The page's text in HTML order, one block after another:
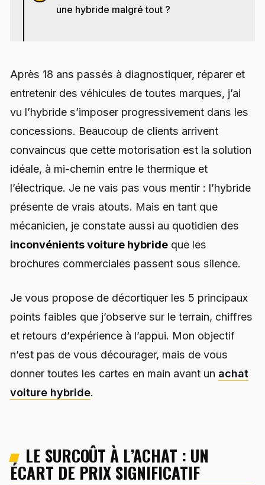
une hybride malgré tout ?
Après 18 ans passés à diagnostiquer, réparer et
entretenir des véhicules de toutes marques, j’ai
vu l’hybride s’imposer progressivement dans les
concessions. Beaucoup de clients arrivent
convaincus que cette motorisation est la solution
idéale, à mi-chemin entre le thermique et
l’électrique. Je ne vais pas vous mentir : l’hybride
présente de vrais atouts. Mais en tant que
mécanicien, je constate aussi au quotidien des
inconvénients voiture hybride que les
brochures commerciales passent sous silence.
Je vous propose de décortiquer les 5 principaux
points faibles que j’observe sur le terrain, chiffres
et retours d’expérience à l’appui. Mon objectif
n’est pas de vous décourager, mais de vous
donner toutes les cartes en main avant un achat
voiture hybride.
LE SURCOÛT À L’ACHAT : UN
ÉCART DE PRIX SIGNIFICATIF